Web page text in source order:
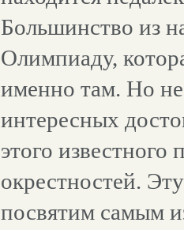
Большинство из
Олимпиаду,
именно там. Но
интересных
этого известного
окрестностей.
посвятим самым